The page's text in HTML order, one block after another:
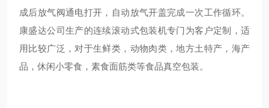
成后放气阀通电打开，自动放气开盖完成一次工作循环。
康盛达公司生产的连续滚动式包装机专门为客户定制，适
用比较广泛，对于生鲜类，动物肉类，地方土特产，海产
品，休闲小零食，素食面筋类等食品真空包装。